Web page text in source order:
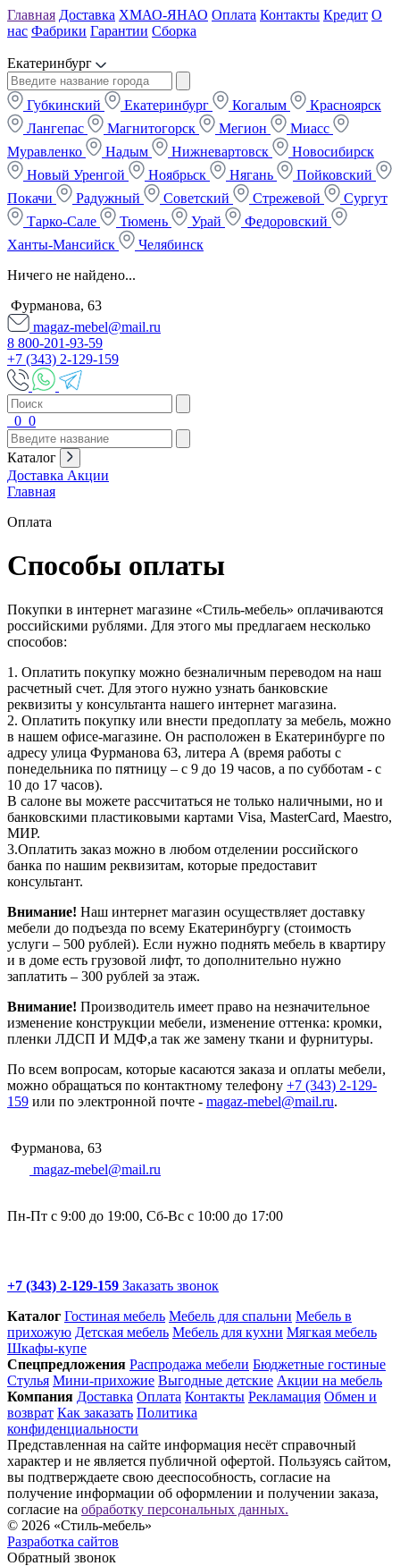
Главная Доставка ХМАО-ЯНАО Оплата Контакты Кредит О
нас Фабрики Гарантии Сборка
Екатеринбург
Губкинский Екатеринбург Когалым
Красноярск
Лангепас
Магнитогорск Мегион
Миасс
Муравленко
Надым Нижневартовск
Новосибирск
Новый Уренгой
Ноябрьск Нягань
Пойковский
Покачи
Радужный Советский Стрежевой
Сургут
Тарко-Сале
Тюмень Урай
Федоровский
Ханты-Мансийск
Челябинск
Ничего не найдено...
Фурманова, 63
magaz-mebel@mail.ru
8 800-201-93-59
+7 (343) 2-129-159
0 0
Каталог
Доставка Акции
Главная
Оплата
Способы оплаты
Покупки в интернет магазине «Стиль-мебель» оплачиваются
российскими рублями. Для этого мы предлагаем несколько
способов:
1. Оплатить покупку можно безналичным переводом на наш
расчетный счет. Для этого нужно узнать банковские
реквизиты у консультанта нашего интернет магазина.
2. Оплатить покупку или внести предоплату за мебель, можно
в нашем офисе-магазине. Он расположен в Екатеринбурге по
адресу улица Фурманова 63, литера А (время работы с
понедельника по пятницу – с 9 до 19 часов, а по субботам - с
10 до 17 часов).
В салоне вы можете рассчитаться не только наличными, но и
банковскими пластиковыми картами Visa, MasterCard, Maestro,
МИР.
3.Оплатить заказ можно в любом отделении российского
банка по нашим реквизитам, которые предоставит
консультант.
Внимание! Наш интернет магазин осуществляет доставку
мебели до подъезда по всему Екатеринбургу (стоимость
услуги – 500 рублей). Если нужно поднять мебель в квартиру
и в доме есть грузовой лифт, то дополнительно нужно
заплатить – 300 рублей за этаж.
Внимание! Производитель имеет право на незначительное
изменение конструкции мебели, изменение оттенка: кромки,
пленки ЛДСП И МДФ,а так же замену ткани и фурнитуры.
По всем вопросам, которые касаются заказа и оплаты мебели,
можно обращаться по контактному телефону +7 (343) 2-129-
159 или по электронной почте - magaz-mebel@mail.ru.
Фурманова, 63
magaz-mebel@mail.ru
Пн-Пт с 9:00 до 19:00, Сб-Вс с 10:00 до 17:00
+7 (343) 2-129-159 Заказать звонок
Каталог Гостиная мебель Мебель для спальни Мебель в
прихожую Детская мебель Мебель для кухни Мягкая мебель
Шкафы-купе
Спец­предложения Распродажа мебели Бюджетные гостиные
Стулья Мини-прихожие Выгодные детские Акции на мебель
Компания Доставка Оплата Контакты Рекламация Обмен и
возврат Как заказать Политика
конфиденциальности
Представленная на сайте информация несёт справочный
характер и не является публичной офертой. Пользуясь сайтом,
вы подтверждаете свою дееспособность, согласие на
получение информации об оформлении и получении заказа,
согласие на обработку персональных данных.
© 2026 «Стиль-мебель»
Разработка сайтов
Обратный звонок